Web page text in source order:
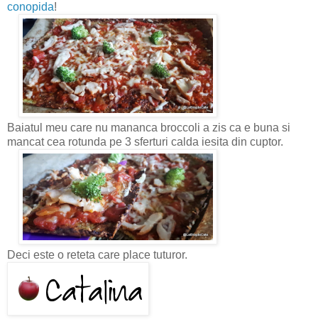
conopida!
Baiatul meu care nu mananca broccoli a zis ca e buna si
mancat cea rotunda pe 3 sferturi calda iesita din cuptor.
Deci este o reteta care place tuturor.